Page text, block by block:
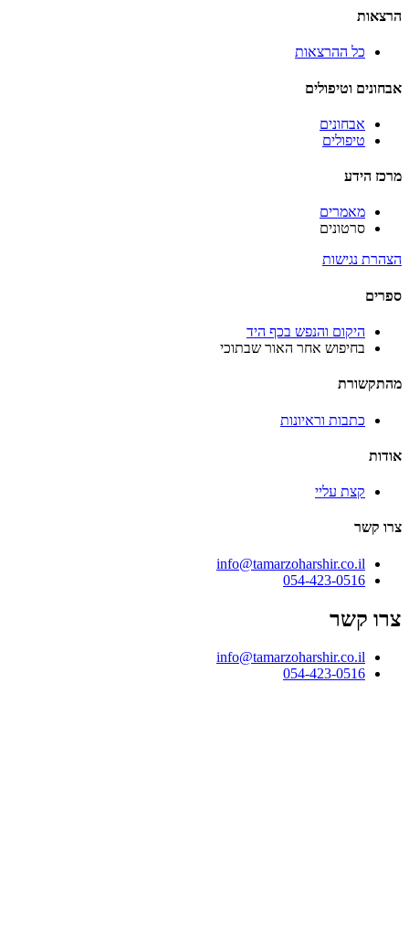
הרצאות
כל ההרצאות
אבחונים וטיפולים
אבחונים
טיפולים
מרכז הידע
מאמרים
סרטונים
הצהרת נגישות
ספרים
היקום והנפש בכף היד
בחיפוש אחר האור שבתוכי
מהתקשורת
כתבות וראיונות
אודות
קצת עליי
צרו קשר
info@tamarzoharshir.co.il
054-423-0516
צרו קשר
info@tamarzoharshir.co.il
054-423-0516